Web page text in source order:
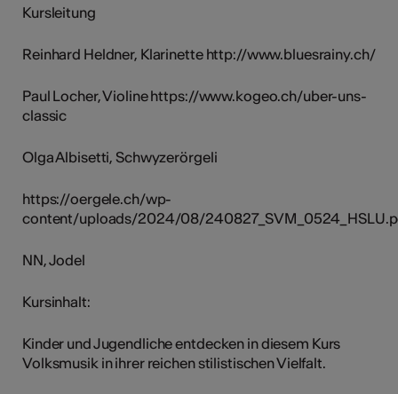
Kursleitung
Reinhard Heldner, Klarinette http://www.bluesrainy.ch/
Paul Locher, Violine https://www.kogeo.ch/uber-uns-
classic
Olga Albisetti, Schwyzerörgeli
https://oergele.ch/wp-
content/uploads/2024/08/
NN, Jodel
Kursinhalt:
Kinder und Jugendliche entdecken in diesem Kurs
Volksmusik in ihrer reichen stilistischen Vielfalt.